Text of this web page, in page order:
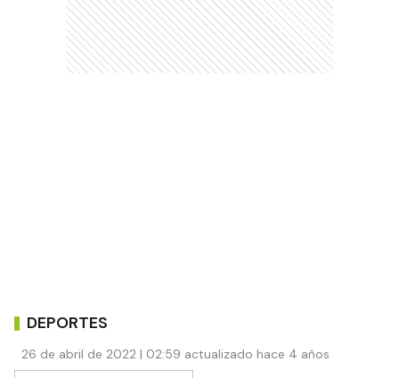
DEPORTES
26 de abril de 2022 | 02:59 actualizado hace 4 años